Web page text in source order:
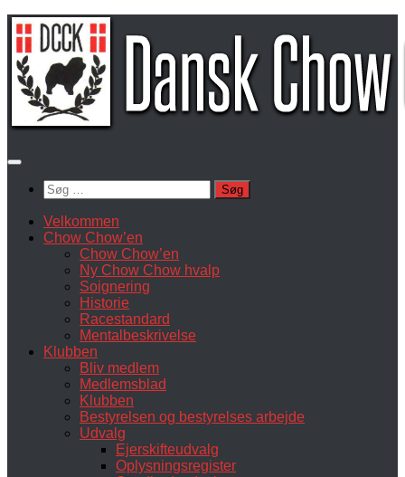
Skip
to
content
Søg
efter:
Velkommen
Chow Chow’en
Chow Chow’en
Ny Chow Chow hvalp
Soignering
Historie
Racestandard
Mentalbeskrivelse
Klubben
Bliv medlem
Medlemsblad
Klubben
Bestyrelsen og bestyrelses arbejde
Udvalg
Ejerskifteudvalg
Oplysningsregister